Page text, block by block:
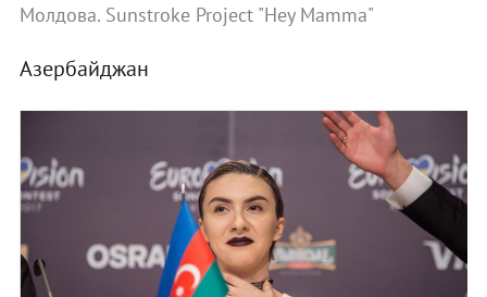
Молдова. Sunstroke Project "Hey Mamma"
Азербайджан